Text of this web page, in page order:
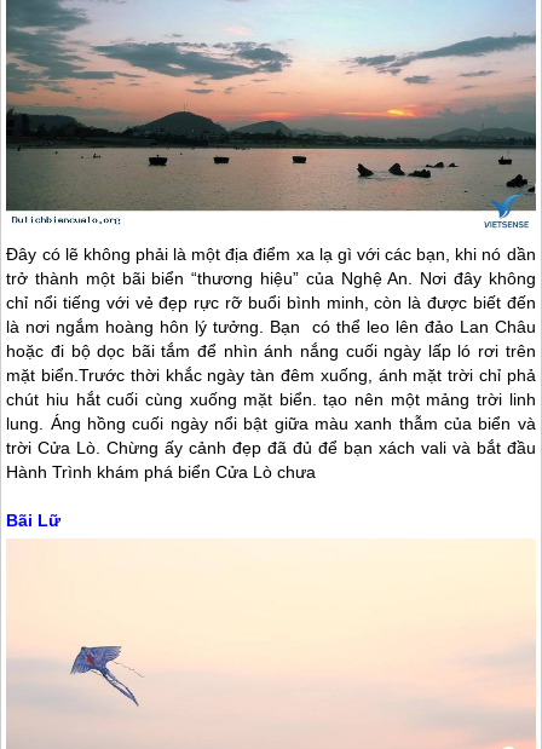
Đây có lẽ không phải là một địa điểm xa lạ gì với các bạn, khi nó dần
trở thành một bãi biển “thương hiệu” của Nghệ An. Nơi đây không
chỉ nổi tiếng với vẻ đẹp rực rỡ buổi bình minh, còn là được biết đến
là nơi ngắm hoàng hôn lý tưởng. Bạn có thể leo lên đảo Lan Châu
hoặc đi bộ dọc bãi tắm để nhìn ánh nắng cuối ngày lấp ló rơi trên
mặt biển.Trước thời khắc ngày tàn đêm xuống, ánh mặt trời chỉ phả
chút hiu hắt cuối cùng xuống mặt biển. tạo nên một mảng trời linh
lung. Áng hồng cuối ngày nổi bật giữa màu xanh thẫm của biển và
trờiCửa Lò. Chừng ấy cảnh đẹp đã đủ để bạn xách vali và bắt đầu
Hành Trình khám phá biểnCửa Lò chưa
Bãi Lữ